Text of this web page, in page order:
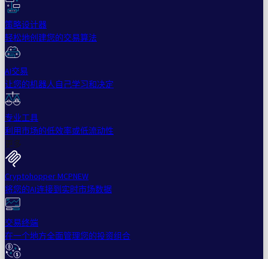
策略设计器
轻松地创建您的交易算法
AI交易
让您的机器人自己学习和决定
专业工具
利用市场的低效率或低流动性
更多
Cryptohopper MCPNEW
将您的AI连接到实时市场数据
交易终端
在一个地方全面管理您的投资组合